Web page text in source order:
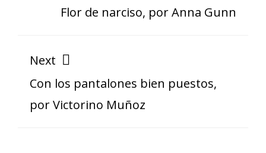
Flor de narciso, por Anna Gunn
Next
Con los pantalones bien puestos,
por Victorino Muñoz